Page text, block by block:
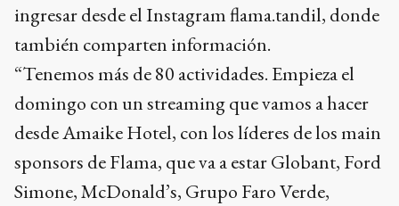
ingresar desde el Instagram flama.tandil, donde
también comparten información.
“Tenemos más de 80 actividades. Empieza el
domingo con un streaming que vamos a hacer
desde Amaike Hotel, con los líderes de los main
sponsors de Flama, que va a estar Globant, Ford
Simone, McDonald’s, Grupo Faro Verde,